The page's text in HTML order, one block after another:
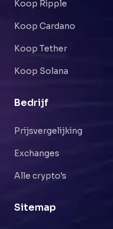
Koop Ripple
Koop Cardano
Koop Tether
Koop Solana
Bedrijf
Prijsvergelijking
Exchanges
Alle crypto's
Sitemap